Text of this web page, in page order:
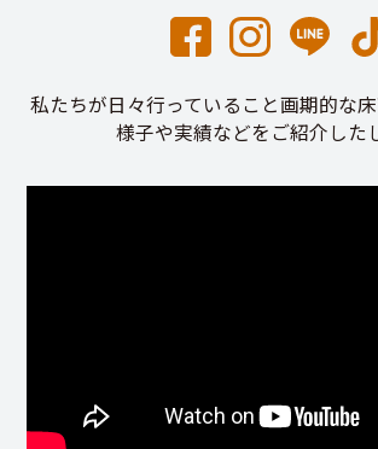
私たちが日々行っていること画期的な
様子や実績などをご紹介した